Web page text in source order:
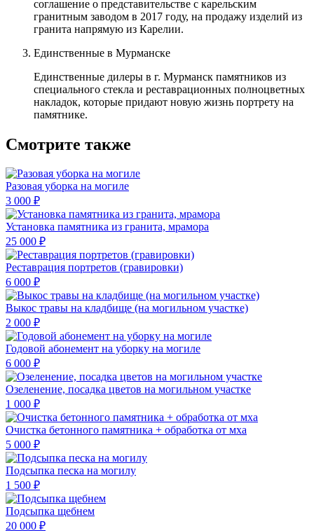
соглашение о представительстве с карельским
гранитным заводом в 2017 году, на продажу изделий из
гранита напрямую из Карелии.
Единственные в Мурманске
Единственные дилеры в г. Мурманск памятников из
специального стекла и реставрационных полноцветных
накладок, которые придают новую жизнь портрету на
памятнике.
Смотрите также
Разовая уборка на могиле
3 000 ₽
Установка памятника из гранита, мрамора
25 000 ₽
Реставрация портретов (гравировки)
6 000 ₽
Выкос травы на кладбище (на могильном участке)
2 000 ₽
Годовой абонемент на уборку на могиле
6 000 ₽
Озеленение, посадка цветов на могильном участке
1 000 ₽
Очистка бетонного памятника + обработка от мха
5 000 ₽
Подсыпка песка на могилу
1 500 ₽
Подсыпка щебнем
20 000 ₽